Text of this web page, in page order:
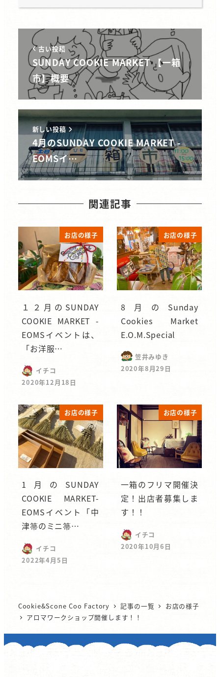
古い投稿
SUNDAY COOKIE MARKET 【一箱
市】概要
新しい投稿
4月のSUNDAY COOKIE MARKET -
EOMSイ…
関連記事
お店の様子
１２月のSUNDAY
COOKIE MARKET -
EOMSイベントは、
「お洋服…
イチコ
2020年12月18日
お店の様子
8月のSunday
Cookies Market
E.O.M.Special
笠井みゆき
2020年8月29日
お店の様子
1月のSUNDAY
COOKIE MARKET-
EOMSイベント「中
津箒のミニ箒…
イチコ
2022年4月5日
お店の様子
一箱のフリマ開催決
定！出店者募集しま
す！！
イチコ
2020年10月6日
Cookie&Scone Coo Factory 記事の一覧
お店の様子
アロマワークショップ開催します！！